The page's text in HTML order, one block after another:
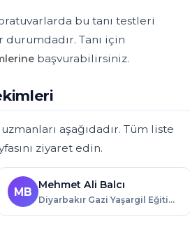
bu tanı testleri
Tanı için
başvurabilirsiniz.
aşağıdadır. Tüm liste
ziyaret edin.
MB
Mehmet Ali Balcı
Diyarbakır Gazi Yaşargil Eğitim ve Araştırma Hastanesi · Diyarbakır